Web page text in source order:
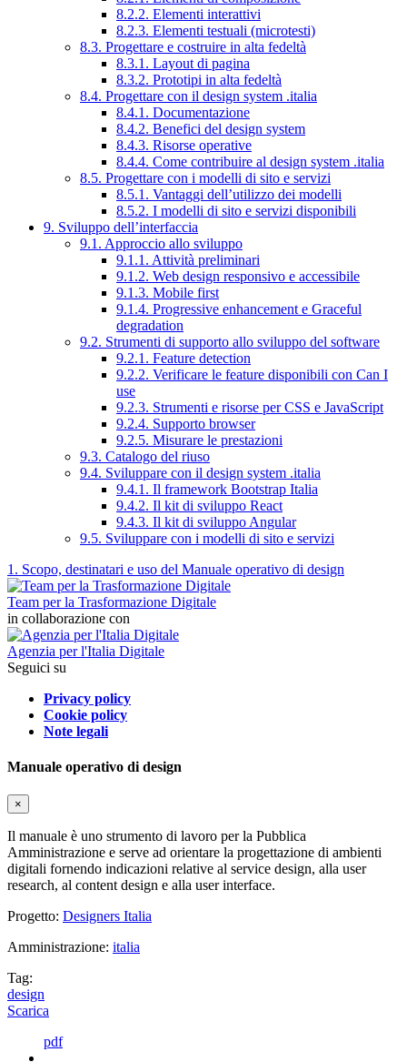
8.2.2. Elementi interattivi
8.2.3. Elementi testuali (microtesti)
8.3. Progettare e costruire in alta fedeltà
8.3.1. Layout di pagina
8.3.2. Prototipi in alta fedeltà
8.4. Progettare con il design system .italia
8.4.1. Documentazione
8.4.2. Benefici del design system
8.4.3. Risorse operative
8.4.4. Come contribuire al design system .italia
8.5. Progettare con i modelli di sito e servizi
8.5.1. Vantaggi dell’utilizzo dei modelli
8.5.2. I modelli di sito e servizi disponibili
9. Sviluppo dell’interfaccia
9.1. Approccio allo sviluppo
9.1.1. Attività preliminari
9.1.2. Web design responsivo e accessibile
9.1.3. Mobile first
9.1.4. Progressive enhancement e Graceful
degradation
9.2. Strumenti di supporto allo sviluppo del software
9.2.1. Feature detection
9.2.2. Verificare le feature disponibili con Can I
use
9.2.3. Strumenti e risorse per CSS e JavaScript
9.2.4. Supporto browser
9.2.5. Misurare le prestazioni
9.3. Catalogo del riuso
9.4. Sviluppare con il design system .italia
9.4.1. Il framework Bootstrap Italia
9.4.2. Il kit di sviluppo React
9.4.3. Il kit di sviluppo Angular
9.5. Sviluppare con i modelli di sito e servizi
1. Scopo, destinatari e uso del Manuale operativo di design
Team per la Trasformazione Digitale
in collaborazione con
Agenzia per l'Italia Digitale
Seguici su
Privacy policy
Cookie policy
Note legali
Manuale operativo di design
×
Il manuale è uno strumento di lavoro per la Pubblica
Amministrazione e serve ad orientare la progettazione di ambienti
digitali fornendo indicazioni relative al service design, alla user
research, al content design e alla user interface.
Progetto: Designers Italia
Amministrazione: italia
Tag:
design
Scarica
pdf